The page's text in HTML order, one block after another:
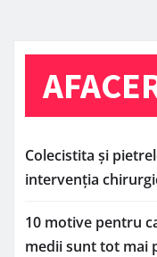
Colecistita și
intervenția
10 motive pentru
medii sunt tot mai